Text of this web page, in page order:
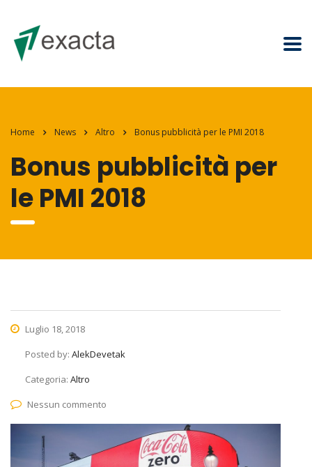
Home News Altro Bonus pubblicità per le PMI 2018
Bonus pubblicità per
le PMI 2018
Luglio 18, 2018
Posted by: AlekDevetak
Categoria: Altro
Nessun commento